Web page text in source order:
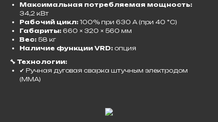
Максимальная потребляемая мощность:
34,2 кВт
Рабочий цикл: 100% при 630 А (при 40 °C)
Габариты: 660 × 320 × 560 мм
Вес: 58 кг
Наличие функции VRD: опция
🔧 Технологии:
✔ Ручная дуговая сварка штучным электродом
(MMA)